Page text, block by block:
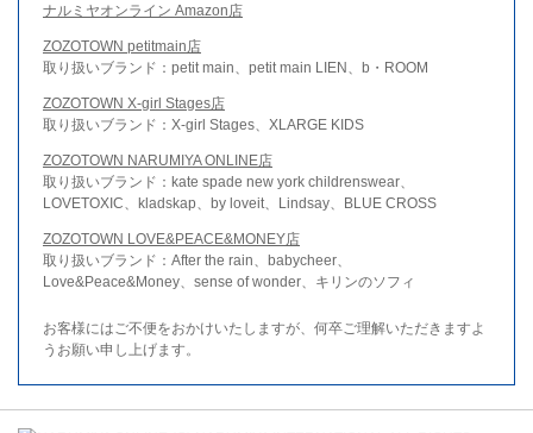
ナルミヤオンライン Amazon店
ZOZOTOWN petitmain店
取り扱いブランド：petit main、petit main LIEN、b・ROOM
ZOZOTOWN X-girl Stages店
取り扱いブランド：X-girl Stages、XLARGE KIDS
ZOZOTOWN NARUMIYA ONLINE店
取り扱いブランド：kate spade new york childrenswear、
LOVETOXIC、kladskap、by loveit、Lindsay、BLUE CROSS
ZOZOTOWN LOVE&PEACE&MONEY店
取り扱いブランド：After the rain、babycheer、
Love&Peace&Money、sense of wonder、キリンのソフィ
お客様にはご不便をおかけいたしますが、何卒ご理解いただきますよ
うお願い申し上げます。